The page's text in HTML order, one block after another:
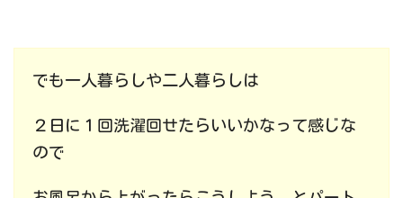
でも一人暮らしや二人暮らしは
２日に１回洗濯回せたらいいかなって感じな
ので